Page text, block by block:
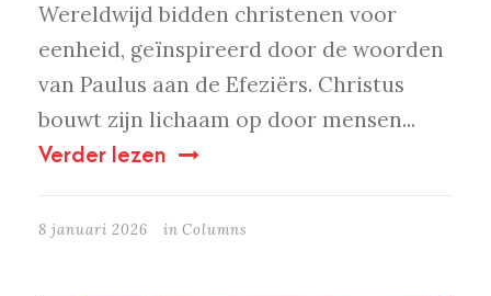
Wereldwijd bidden christenen voor
eenheid, geïnspireerd door de woorden
van Paulus aan de Efeziërs. Christus
bouwt zijn lichaam op door mensen...
Verder lezen
8 januari 2026 in Columns